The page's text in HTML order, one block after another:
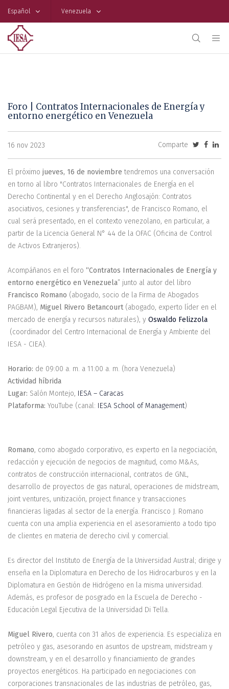
Español Venezuela
Foro | Contratos Internacionales de Energía y
entorno energético en Venezuela
16 nov 2023 Comparte
El próximo jueves, 16 de noviembre tendremos una conversación
en torno al libro "Contratos Internacionales de Energía en el
Derecho Continental y en el Derecho Anglosajón: Contratos
asociativos, cesiones y transferencias", de Francisco Romano, el
cual será presentado, en el contexto venezolano, en particular, a
partir de la Licencia General N° 44 de la OFAC (Oficina de Control
de Activos Extranjeros).
Acompáñanos en el foro “Contratos Internacionales de Energía y
entorno energético en Venezuela” junto al autor del libro
Francisco Romano (abogado, socio de la Firma de Abogados
PAGBAM), Miguel Rivero Betancourt (abogado, experto líder en el
mercado de energía y recursos naturales), y Oswaldo Felizzola
(coordinador del Centro Internacional de Energía y Ambiente del
IESA - CIEA).
Horario: de 09:00 a. m. a 11:00 a. m. (hora Venezuela)
Actividad híbrida
Lugar: Salón Montejo, IESA – Caracas
Plataforma: YouTube (canal: IESA School of Management)
Romano, como abogado corporativo, es experto en la negociación,
redacción y ejecución de negocios de magnitud, como M&As,
contratos de construcción internacional, contratos de GNL,
desarrollo de proyectos de gas natural, operaciones de midstream,
joint ventures, unitización, project finance y transacciones
financieras ligadas al sector de la energía. Francisco J. Romano
cuenta con una amplia experiencia en el asesoramiento a todo tipo
de clientes en materia de derecho civil y comercial.
Es director del Instituto de Energía de la Universidad Austral; dirige y
enseña en la Diplomatura en Derecho de los Hidrocarburos y en la
Diplomatura en Gestión de Hidrógeno en la misma universidad.
Además, es profesor de posgrado en la Escuela de Derecho -
Educación Legal Ejecutiva de la Universidad Di Tella.
Miguel Rivero, cuenta con 31 años de experiencia. Es especializa en
petróleo y gas, asesorando en asuntos de upstream, midstream y
downstream, y en el desarrollo y financiamiento de grandes
proyectos energéticos. Ha participado en negociaciones con
corporaciones transnacionales de las industrias de petróleo, gas,